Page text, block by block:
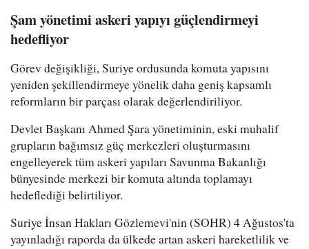
Şam yönetimi askeri yapıyı güçlendirmeyi
hedefliyor
Görev değişikliği, Suriye ordusunda komuta yapısını
yeniden şekillendirmeye yönelik daha geniş kapsamlı
reformların bir parçası olarak değerlendiriliyor.
Devlet Başkanı Ahmed Şara yönetiminin, eski muhalif
grupların bağımsız güç merkezleri oluşturmasını
engelleyerek tüm askeri yapıları Savunma Bakanlığı
bünyesinde merkezi bir komuta altında toplamayı
hedeflediği belirtiliyor.
Suriye İnsan Hakları Gözlemevi'nin (SOHR) 4 Ağustos'ta
yayınladığı raporda da ülkede artan askeri hareketlilik ve